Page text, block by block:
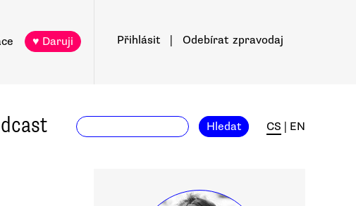
♥ Daruji Přihlásit Odebírat zpravodaj
Hledat CS EN